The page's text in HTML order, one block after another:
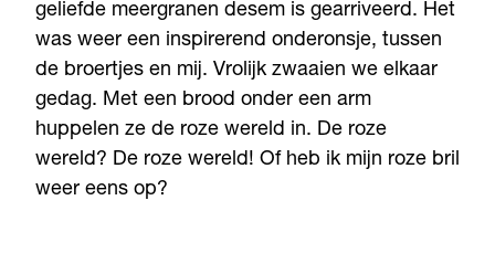
geliefde meergranen desem is gearriveerd. Het
was weer een inspirerend onderonsje, tussen
de broertjes en mij. Vrolijk zwaaien we elkaar
gedag. Met een brood onder een arm
huppelen ze de roze wereld in. De roze
wereld? De roze wereld! Of heb ik mijn roze bril
weer eens op?